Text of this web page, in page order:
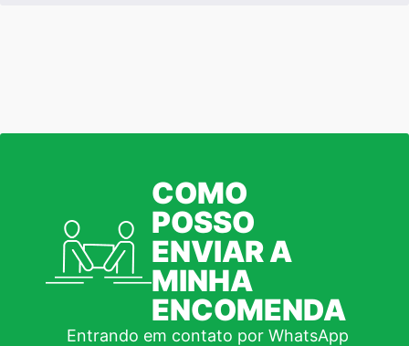
COMO
POSSO
ENVIAR A
MINHA
ENCOMENDA
Entrando em contato por WhatsApp